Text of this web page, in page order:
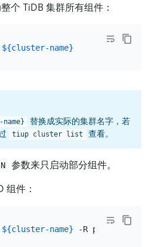
个 TiDB 集群所有组件：
${cluster-name}
替换成实际的集群名字，若
tiup cluster list 查看。
参数来只启动部分组件。
组件：
${cluster-name}